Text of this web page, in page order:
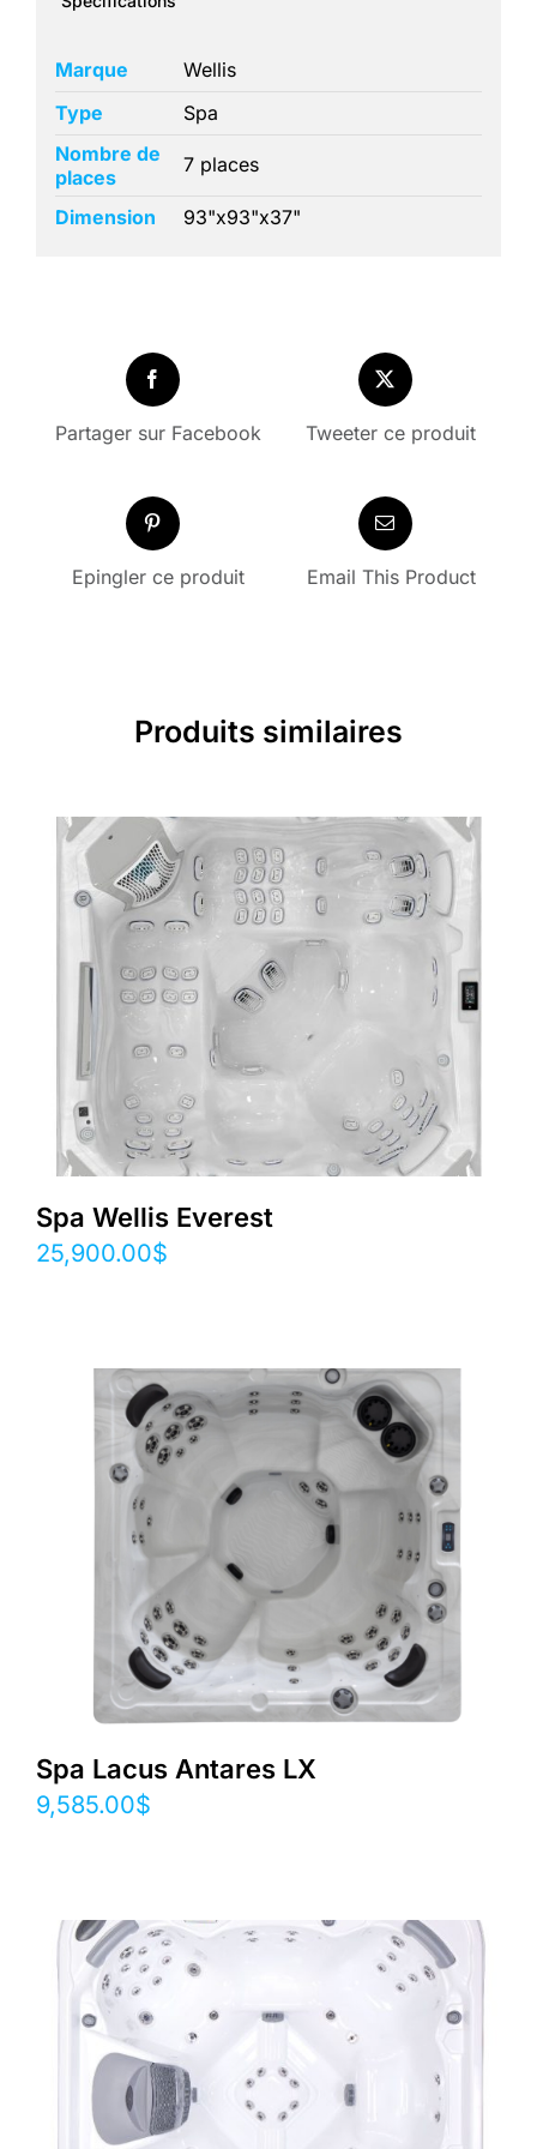
Marque
Wellis
Type
Spa
Nombre de
places
7 places
Dimension 93"x93"x37"
Partager sur Facebook Tweeter ce produit
Epingler ce produit Email This Product
Produits similaires
Spa Wellis Everest
25,900.00$
Spa Lacus Antares LX
9,585.00$